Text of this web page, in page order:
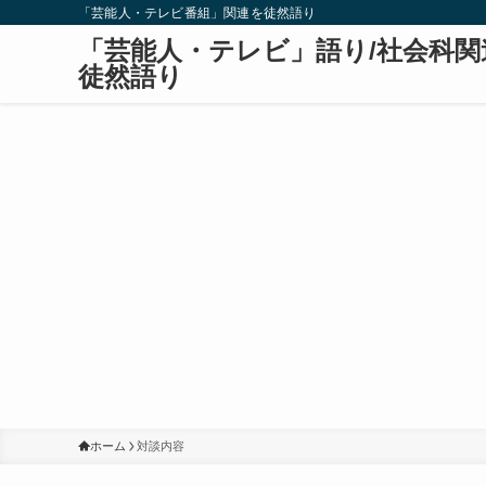
「芸能人・テレビ番組」関連を徒然語り
「芸能人・テレビ」語り/社会科
徒然語り
ホーム 対談内容